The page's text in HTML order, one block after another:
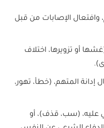
وافتعال الإصابات من قبل
أو تزويرها، اختلاف
إدانة المتهم، (خطأ، تهور،
عليه، (سب، قذف)، أو